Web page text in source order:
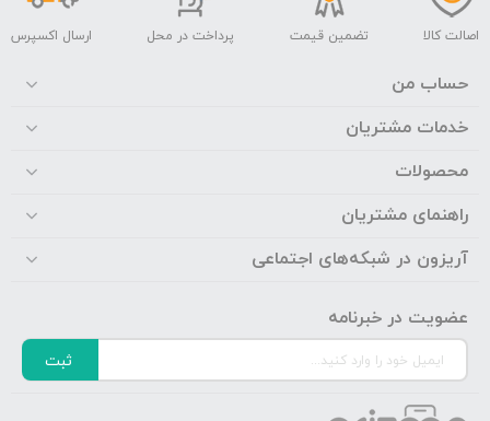
اصالت کالا تضمین قیمت پرداخت در محل ارسال اکسپرس
حساب من
خدمات مشتریان
محصولات
راهنمای مشتریان
آریزون در شبکه‌های اجتماعی
عضویت در خبرنامه
ثبت